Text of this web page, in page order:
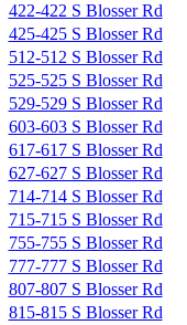
422-422 S Blosser Rd
425-425 S Blosser Rd
512-512 S Blosser Rd
525-525 S Blosser Rd
529-529 S Blosser Rd
603-603 S Blosser Rd
617-617 S Blosser Rd
627-627 S Blosser Rd
714-714 S Blosser Rd
715-715 S Blosser Rd
755-755 S Blosser Rd
777-777 S Blosser Rd
807-807 S Blosser Rd
815-815 S Blosser Rd